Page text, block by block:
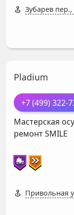
Зубарев пер.,
Pladium
+7 (499) 322-
Мастерская
ремонтSMILE
Привольная